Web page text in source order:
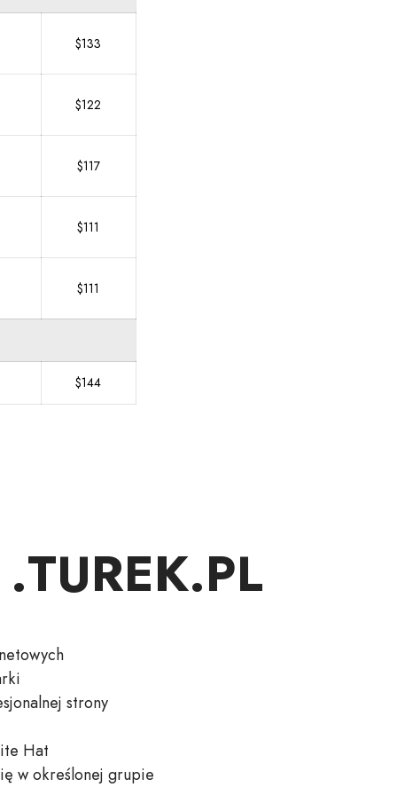
$133
$122
$117
$111
$111
$144
strony
Hat
w określonej grupie